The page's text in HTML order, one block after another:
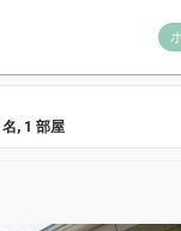
名, 1 部屋